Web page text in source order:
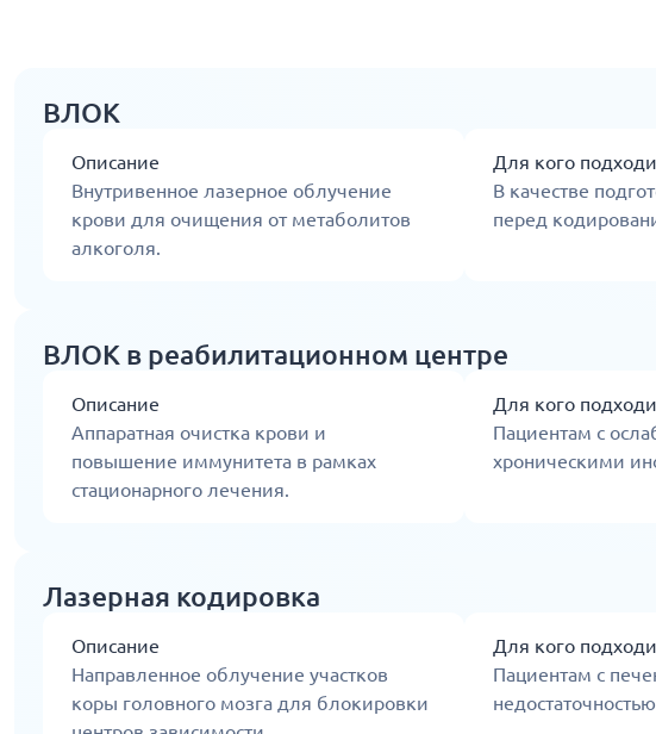
ВЛОК
Описание
Внутривенное лазерное облучение
крови для очищения от метаболитов
алкоголя.
Для кого
В качестве
перед
ВЛОК в реабилитационном центре
Описание
Аппаратная очистка крови и
повышение иммунитета в рамках
стационарного лечения.
Для кого
Пациентам с
хроническими
Лазерная кодировка
Описание
Направленное облучение участков
коры головного мозга для блокировки
Для кого
Пациентам с